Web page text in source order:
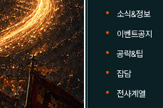
소식&정보
이벤트공지
공략&팁
잡담
전사계열